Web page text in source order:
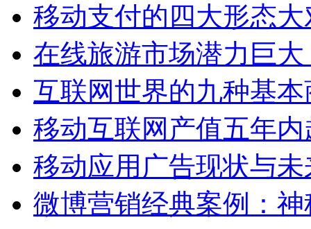
移动支付的四大形态大
在线旅游市场潜力巨
互联网世界的九种基
移动互联网产值五年
移动应用广告现状与
微博营销经典案例：